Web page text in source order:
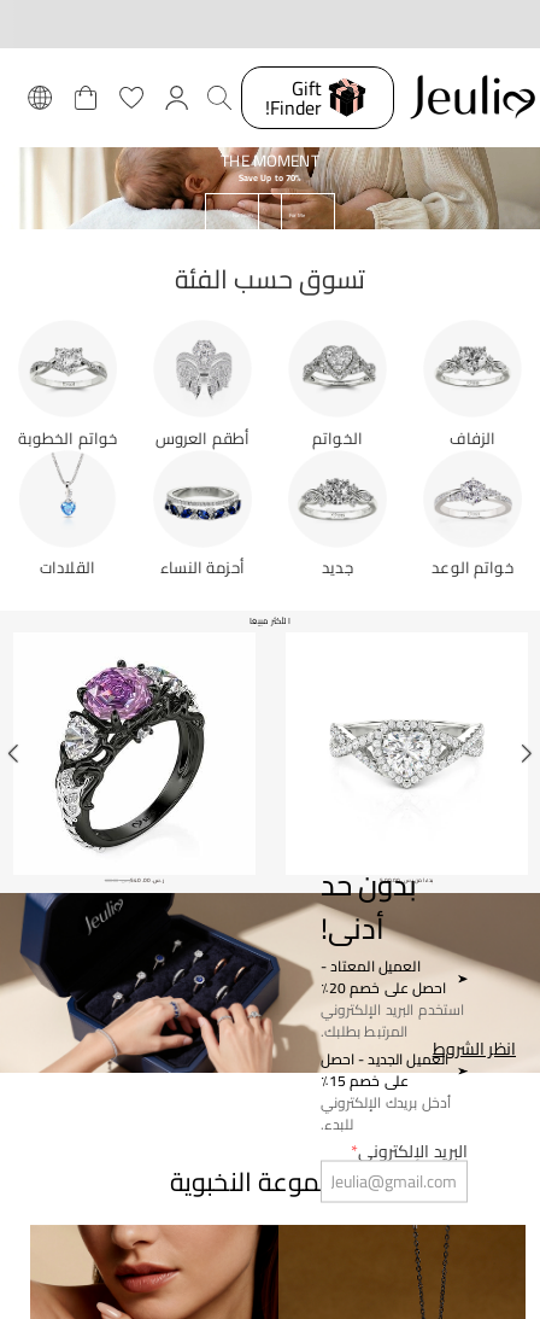
Gift
Finder!
THE MOMENT
Save Up to 70%
For Mom For Me
تسوق حسب الفئة
الزفاف الخواتم أطقم العروس خواتم الخطوبة
خواتم الوعد جديد أحزمة النساء القلادات
الأكثر مبيعًا
ر.س.‏ 540.00 ر.س.‏ 600.00 ر.س.‏ 780.00
الحب
القديم،
البريق
بدون حد
أدنى!
العميل المعتاد -
احصل على خصم 20٪
استخدم البريد الإلكتروني
المرتبط بطلبك.
العميل الجديد - احصل
على خصم 15٪
أدخل بريدك الإلكتروني
للبدء.
البريد الإلكتروني*
فتح العرض
انظر الشروط
المجموعة النخبوية